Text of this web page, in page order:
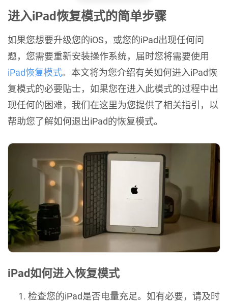
进入iPad恢复模式的简单步骤
如果您想要升级您的iOS，或您的iPad出现任何问
题，您需要重新安装操作系统，届时您将需要使用
iPad恢复模式。本文将为您介绍有关如何进入iPad恢
复模式的必要贴士，如果您在进入此模式的过程中出
现任何的困难，我们在这里为您提供了相关指引，以
帮助您了解如何退出iPad的恢复模式。
iPad如何进入恢复模式
检查您的iPad是否电量充足。如有必要，请及时